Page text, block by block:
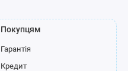
Покупцям
Гарантія
Кредит